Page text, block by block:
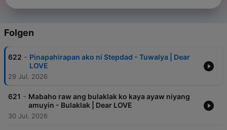
Folgen
622 - Pinapahirapan ako ni Stepdad - Tuwalya | Dear
LOVE
29 Jul. 2026
621 - Mabaho raw ang bulaklak ko kaya ayaw niyang
amuyin - Bulaklak | Dear LOVE
30 Jul. 2026